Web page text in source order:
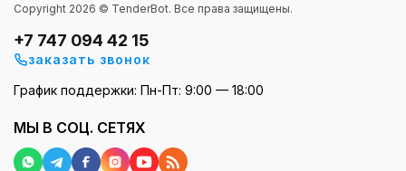
Copyright 2026 © TenderBot. Все права защищены.
+7 747 094 42 15
заказать звонок
График поддержки: Пн-Пт: 9:00 — 18:00
МЫ В СОЦ. СЕТЯХ